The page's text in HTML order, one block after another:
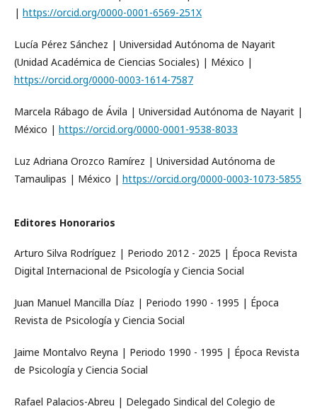
| https://orcid.org/0000-0001-6569-251X
Lucía Pérez Sánchez | Universidad Autónoma de Nayarit
(Unidad Académica de Ciencias Sociales) | México |
https://orcid.org/0000-0003-1614-7587
Marcela Rábago de Ávila | Universidad Autónoma de Nayarit |
México | https://orcid.org/0000-0001-9538-8033
Luz Adriana Orozco Ramírez | Universidad Autónoma de
Tamaulipas | México | https://orcid.org/0000-0003-1073-5855
Editores Honorarios
Arturo Silva Rodríguez | Periodo 2012 - 2025 | Época Revista
Digital Internacional de Psicología y Ciencia Social
Juan Manuel Mancilla Díaz | Periodo 1990 - 1995 | Época
Revista de Psicología y Ciencia Social
Jaime Montalvo Reyna | Periodo 1990 - 1995 | Época Revista
de Psicología y Ciencia Social
Rafael Palacios-Abreu | Delegado Sindical del Colegio de